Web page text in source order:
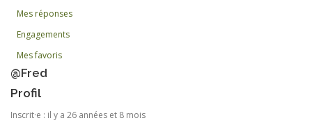
Mes réponses
Engagements
Mes favoris
@Fred
Profil
Inscrit·e : il y a 26 années et 8 mois